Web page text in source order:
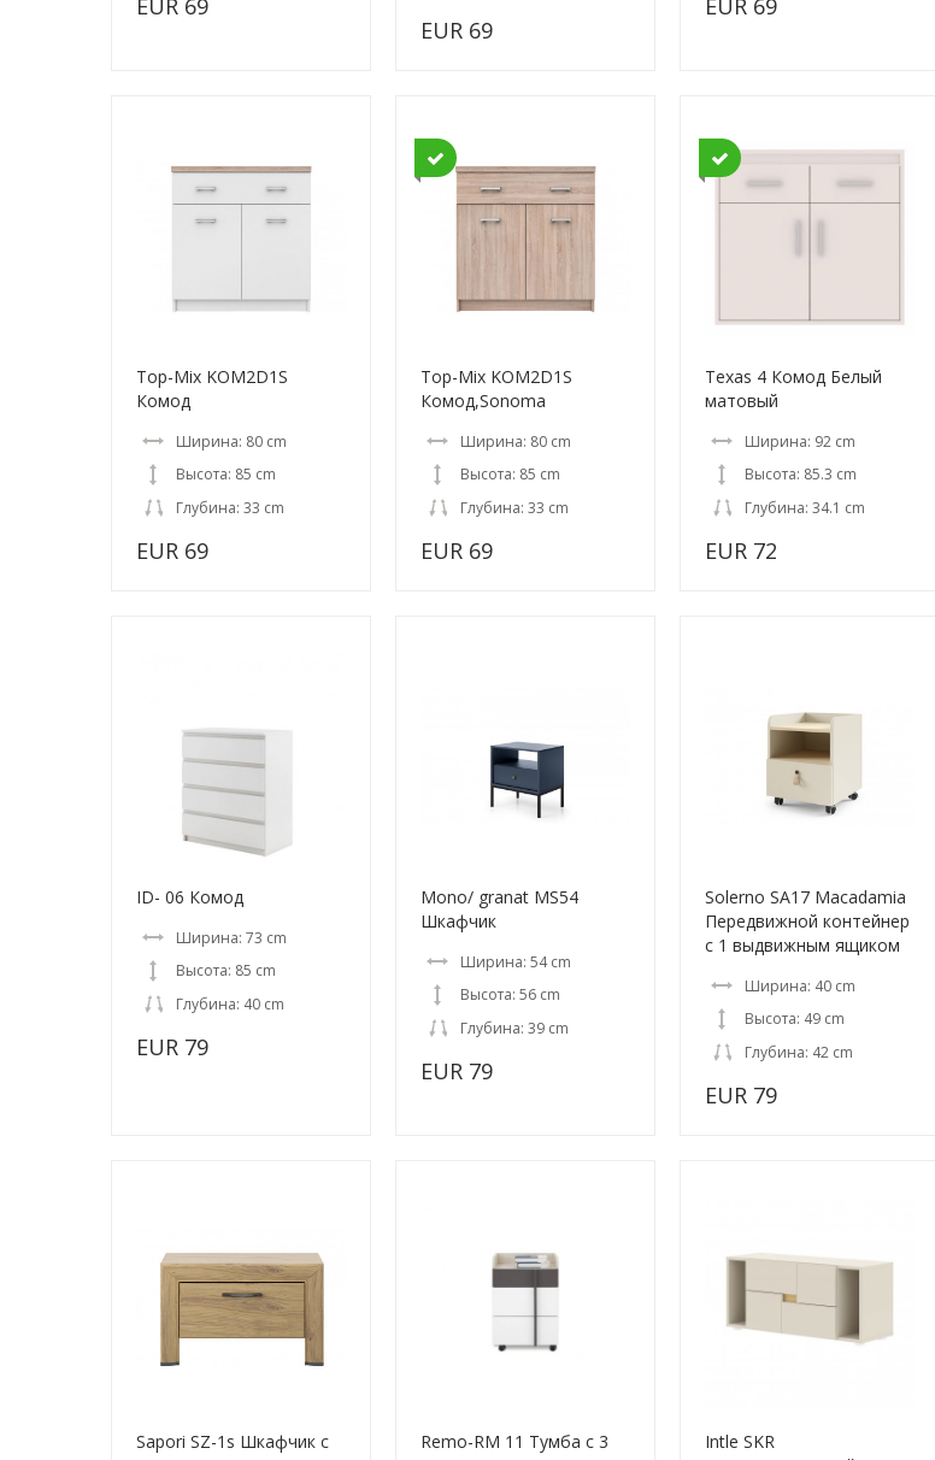
EUR 69
EUR 69
EUR 69
Top-Mix KOM2D1S
Комод
Ширина: 80 cm
Высота: 85 cm
Глубина: 33 cm
EUR 69
Top-Mix KOM2D1S
Комод,Sonoma
Ширина: 80 cm
Высота: 85 cm
Глубина: 33 cm
EUR 69
Texas 4 Комод Белый
матовый
Ширина: 92 cm
Высота: 85.3 cm
Глубина: 34.1 cm
EUR 72
ID- 06 Комод
Ширина: 73 cm
Высота: 85 cm
Глубина: 40 cm
EUR 79
Mono/ granat MS54
Шкафчик
Ширина: 54 cm
Высота: 56 cm
Глубина: 39 cm
EUR 79
Solerno SA17 Macadamia
Передвижной контейнер
с 1 выдвижным ящиком
Ширина: 40 cm
Высота: 49 cm
Глубина: 42 cm
EUR 79
Sapori SZ-1s Шкафчик с
Remo-RM 11 Тумба с 3
Intle SKR